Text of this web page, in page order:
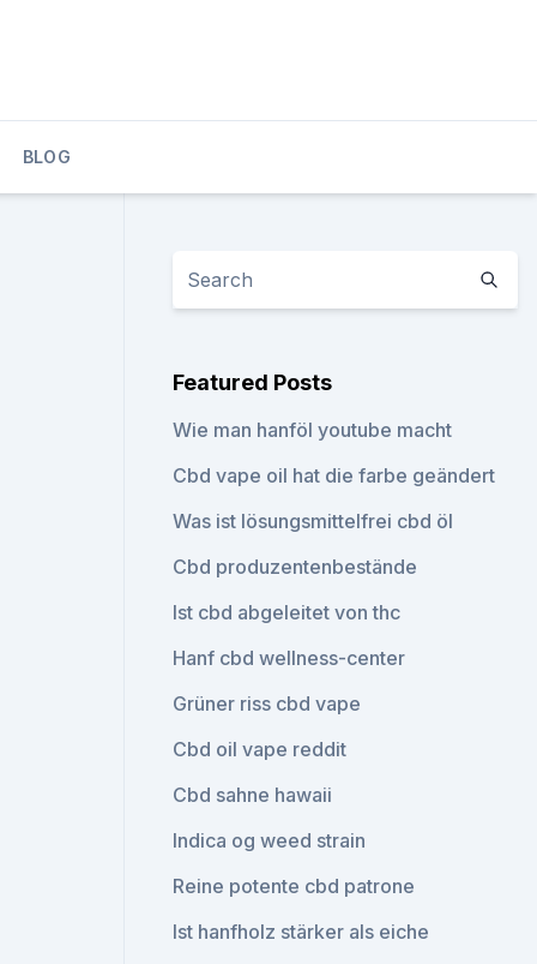
BLOG
Featured Posts
Wie man hanföl youtube macht
Cbd vape oil hat die farbe geändert
Was ist lösungsmittelfrei cbd öl
Cbd produzentenbestände
Ist cbd abgeleitet von thc
Hanf cbd wellness-center
Grüner riss cbd vape
Cbd oil vape reddit
Cbd sahne hawaii
Indica og weed strain
Reine potente cbd patrone
Ist hanfholz stärker als eiche